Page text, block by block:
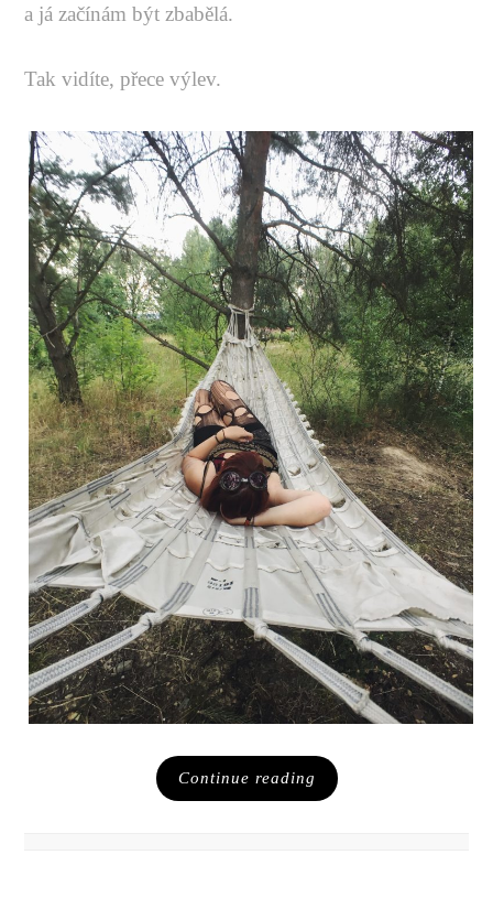
a já začínám být zbabělá.
Tak vidíte, přece výlev.
Continue reading